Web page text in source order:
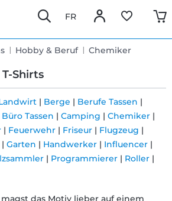
FR
Hobby & Beruf Chemiker
Shirts
| Berge | Berufe Tassen |
Büro Tassen | Camping | Chemiker |
| Feuerwehr | Friseur | Flugzeug |
| Garten | Handwerker | Influencer |
| Programmierer | Roller |
magst das Motiv lieber auf einem